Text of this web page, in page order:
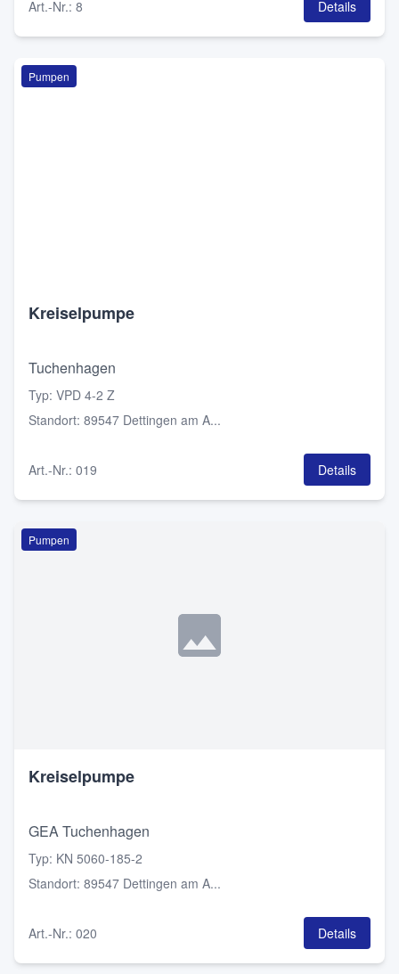
Art.-Nr.: 8 Details
Pumpen
Kreiselpumpe
Tuchenhagen
Typ: VPD 4-2 Z
Standort: 89547 Dettingen am A...
Art.-Nr.: 019 Details
Pumpen
Kreiselpumpe
GEA Tuchenhagen
Typ: KN 5060-185-2
Standort: 89547 Dettingen am A...
Art.-Nr.: 020 Details